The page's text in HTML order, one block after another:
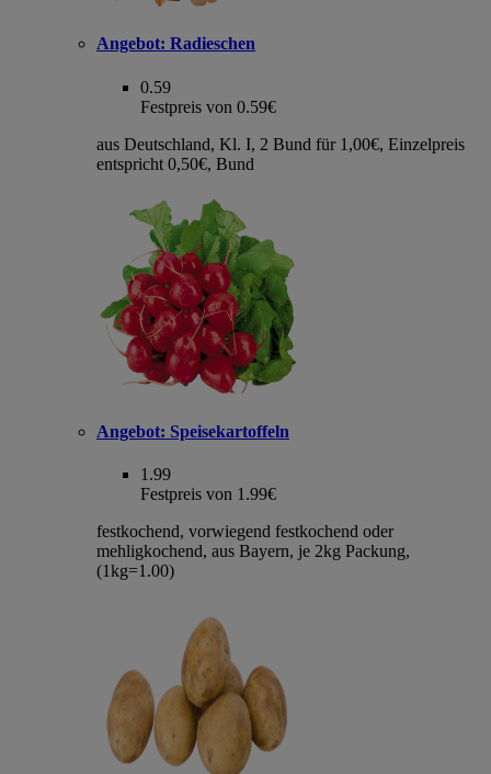
Angebot: Radieschen
0.59
Festpreis von 0.59€
aus Deutschland, Kl. I, 2 Bund für 1,00€, Einzelpreis
entspricht 0,50€, Bund
Angebot: Speisekartoffeln
1.99
Festpreis von 1.99€
festkochend, vorwiegend festkochend oder
mehligkochend, aus Bayern, je 2kg Packung,
(1kg=1.00)